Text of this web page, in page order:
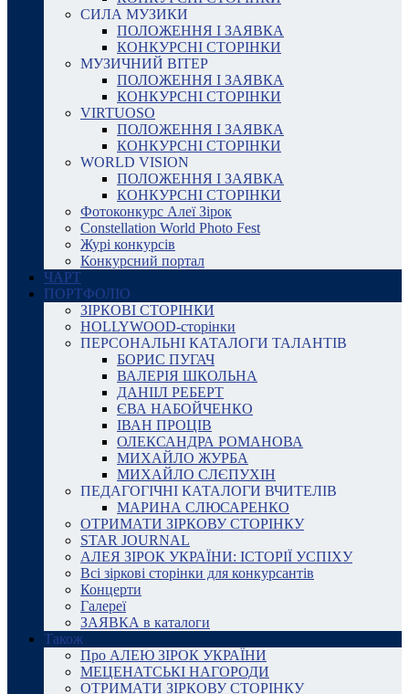
СИЛА МУЗИКИ
ПОЛОЖЕННЯ І ЗАЯВКА
КОНКУРСНІ СТОРІНКИ
МУЗИЧНИЙ ВІТЕР
ПОЛОЖЕННЯ І ЗАЯВКА
КОНКУРСНІ СТОРІНКИ
VIRTUOSO
ПОЛОЖЕННЯ І ЗАЯВКА
КОНКУРСНІ СТОРІНКИ
WORLD VISION
ПОЛОЖЕННЯ І ЗАЯВКА
КОНКУРСНІ СТОРІНКИ
Фотоконкурс Алеї Зірок
Constellation World Photo Fest
Журі конкурсів
Конкурсний портал
ЧАРТ
ПОРТФОЛІО
ЗІРКОВІ СТОРІНКИ
HOLLYWOOD-сторінки
ПЕРСОНАЛЬНІ КАТАЛОГИ ТАЛАНТІВ
БОРИС ПУГАЧ
ВАЛЕРІЯ ШКОЛЬНА
ДАНІІЛ РЕБЕРТ
ЄВА НАБОЙЧЕНКО
ІВАН ПРОЦІВ
ОЛЕКСАНДРА РОМАНОВА
МИХАЙЛО ЖУРБА
МИХАЙЛО СЛЄПУХІН
ПЕДАГОГІЧНІ КАТАЛОГИ ВЧИТЕЛІВ
МАРИНА СЛЮСАРЕНКО
ОТРИМАТИ ЗІРКОВУ СТОРІНКУ
STAR JOURNAL
АЛЕЯ ЗІРОК УКРАЇНИ: ІСТОРІЇ УСПІХУ
Всі зіркові сторінки для конкурсантів
Концерти
Галереї
ЗАЯВКА в каталоги
Також
Про АЛЕЮ ЗІРОК УКРАЇНИ
МЕЦЕНАТСЬКІ НАГОРОДИ
ОТРИМАТИ ЗІРКОВУ СТОРІНКУ